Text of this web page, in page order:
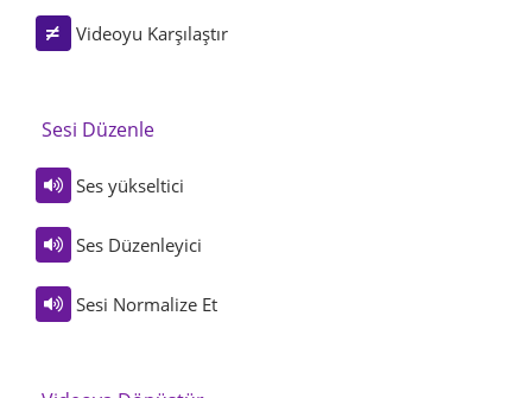
Videoyu Karşılaştır
Sesi Düzenle
Ses yükseltici
Ses Düzenleyici
Sesi Normalize Et